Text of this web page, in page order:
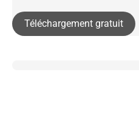
Téléchargement gratuit